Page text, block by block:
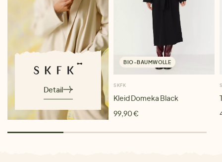
Detail
BIO-BAUMWOLLE
SKFK
Kleid Domeka Black
99,90 €